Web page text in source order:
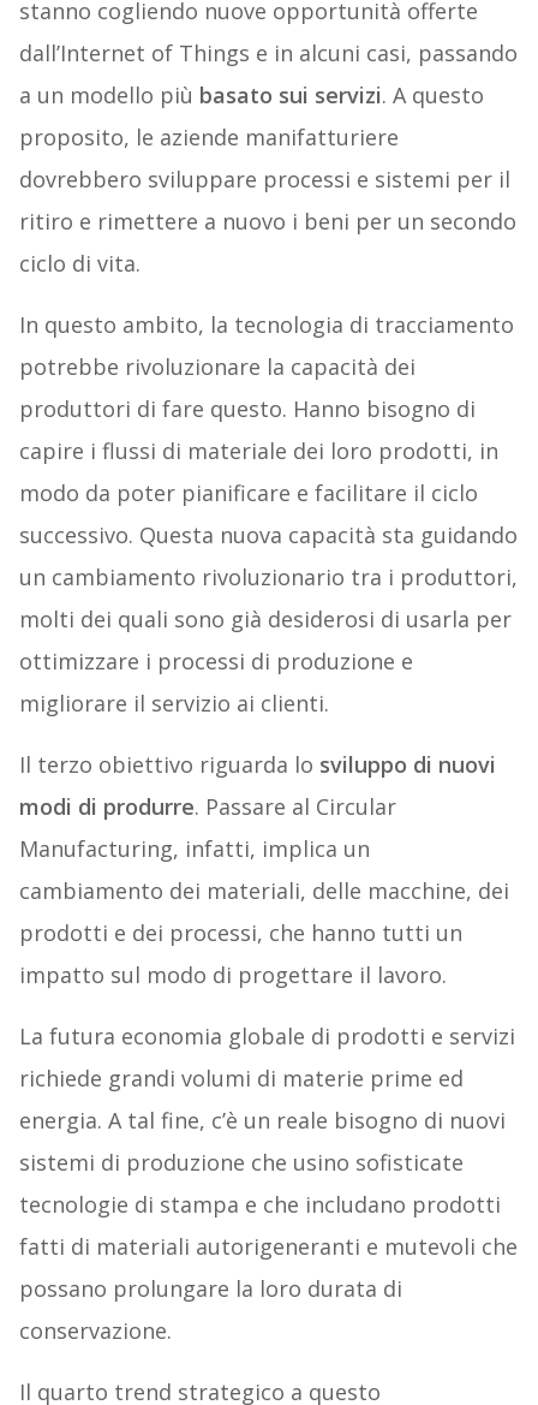
stanno cogliendo nuove opportunità offerte
dall’Internet of Things e in alcuni casi, passando
a un modello più basato sui servizi. A questo
proposito, le aziende manifatturiere
dovrebbero sviluppare processi e sistemi per il
ritiro e rimettere a nuovo i beni per un secondo
ciclo di vita.
In questo ambito, la tecnologia di tracciamento
potrebbe rivoluzionare la capacità dei
produttori di fare questo. Hanno bisogno di
capire i flussi di materiale dei loro prodotti, in
modo da poter pianificare e facilitare il ciclo
successivo. Questa nuova capacità sta guidando
un cambiamento rivoluzionario tra i produttori,
molti dei quali sono già desiderosi di usarla per
ottimizzare i processi di produzione e
migliorare il servizio ai clienti.
Il terzo obiettivo riguarda lo sviluppo di nuovi
modi di produrre. Passare al Circular
Manufacturing, infatti, implica un
cambiamento dei materiali, delle macchine, dei
prodotti e dei processi, che hanno tutti un
impatto sul modo di progettare il lavoro.
La futura economia globale di prodotti e servizi
richiede grandi volumi di materie prime ed
energia. A tal fine, c’è un reale bisogno di nuovi
sistemi di produzione che usino sofisticate
tecnologie di stampa e che includano prodotti
fatti di materiali autorigeneranti e mutevoli che
possano prolungare la loro durata di
conservazione.
Il quarto trend strategico a questo